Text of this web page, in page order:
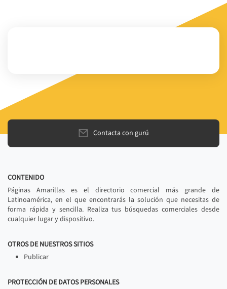
Contacta con gurú
CONTENIDO
Páginas Amarillas es el directorio comercial más grande de
Latinoamérica, en el que encontrarás la solución que necesitas de
forma rápida y sencilla. Realiza tus búsquedas comerciales desde
cualquier lugar y dispositivo.
OTROS DE NUESTROS SITIOS
Publicar
PROTECCIÓN DE DATOS PERSONALES